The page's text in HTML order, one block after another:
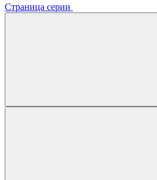
Страница серии